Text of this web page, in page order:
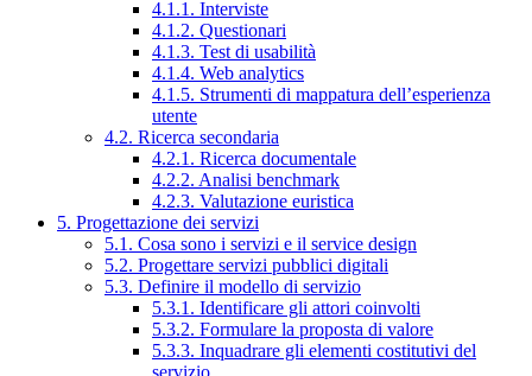
4.1.1. Interviste
4.1.2. Questionari
4.1.3. Test di usabilità
4.1.4. Web analytics
4.1.5. Strumenti di mappatura dell’esperienza
utente
4.2. Ricerca secondaria
4.2.1. Ricerca documentale
4.2.2. Analisi benchmark
4.2.3. Valutazione euristica
5. Progettazione dei servizi
5.1. Cosa sono i servizi e il service design
5.2. Progettare servizi pubblici digitali
5.3. Definire il modello di servizio
5.3.1. Identificare gli attori coinvolti
5.3.2. Formulare la proposta di valore
5.3.3. Inquadrare gli elementi costitutivi del
servizio